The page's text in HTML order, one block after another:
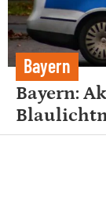
Bayern
Bayern: